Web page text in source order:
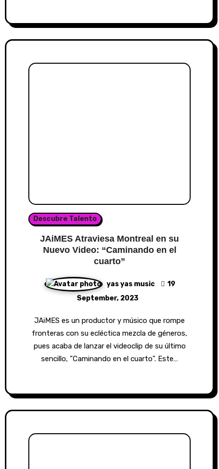
Descubre Talento
JAiMES Atraviesa Montreal en su
Nuevo Video: “Caminando en el
cuarto”
yas yas music
19
September, 2023
JAiMES es un productor y músico que rompe
fronteras con su ecléctica mezcla de géneros,
pues acaba de lanzar el videoclip de su último
sencillo, "Caminando en el cuarto". Este…